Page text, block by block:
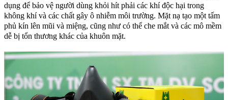
dụng để bảo vệ người dùng khỏi hít phải các khí độc hại trong
không khí và các chất gây ô nhiễm môi trường. Mặt nạ tạo một tấm
phủ kín lên mũi và miệng, cũng như có thể che mắt và các mô mềm
dễ bị tổn thương khác của khuôn mặt.